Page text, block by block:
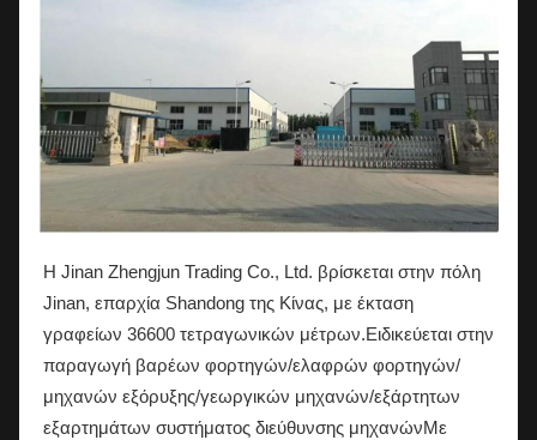
Η Jinan Zhengjun Trading Co., Ltd. βρίσκεται στην πόλη
Jinan, επαρχία Shandong της Κίνας, με έκταση
γραφείων 36600 τετραγωνικών μέτρων.Ειδικεύεται στην
παραγωγή βαρέων φορτηγών/ελαφρών φορτηγών/
μηχανών εξόρυξης/γεωργικών μηχανών/εξάρτητων
εξαρτημάτων συστήματος διεύθυνσης μηχανώνΜε